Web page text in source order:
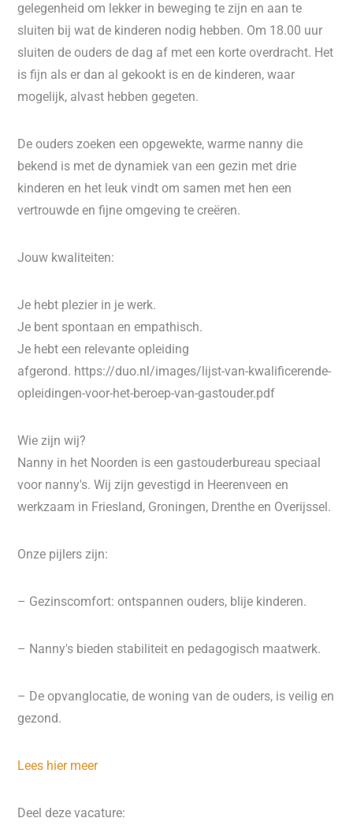
gelegenheid om lekker in beweging te zijn en aan te
sluiten bij wat de kinderen nodig hebben. Om 18.00 uur
sluiten de ouders de dag af met een korte overdracht. Het
is fijn als er dan al gekookt is en de kinderen, waar
mogelijk, alvast hebben gegeten.
De ouders zoeken een opgewekte, warme nanny die
bekend is met de dynamiek van een gezin met drie
kinderen en het leuk vindt om samen met hen een
vertrouwde en fijne omgeving te creëren.
Jouw kwaliteiten:
Je hebt plezier in je werk.
Je bent spontaan en empathisch.
Je hebt een relevante opleiding
afgerond. https://duo.nl/images/lijst-van-kwalificerende-
opleidingen-voor-het-beroep-van-gastouder.pdf
Wie zijn wij?
Nanny in het Noorden is een gastouderbureau speciaal
voor nanny's. Wij zijn gevestigd in Heerenveen en
werkzaam in Friesland, Groningen, Drenthe en Overijssel.
Onze pijlers zijn:
– Gezinscomfort: ontspannen ouders, blije kinderen.
– Nanny's bieden stabiliteit en pedagogisch maatwerk.
– De opvanglocatie, de woning van de ouders, is veilig en
gezond.
Lees hier meer
Deel deze vacature: